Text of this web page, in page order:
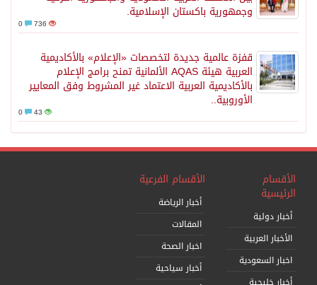
وجمهورية باكستان الإسلامية.
736
قفزة عالمية جديدة لتخصصات «الإعلام» بالأكاديمية
العربية هيئة AQAS الألمانية تمنح برامج الإعلام
بالأكاديمية العربية الاعتماد غير المشروط وفق المعايير
الأوروبية..
43
الأقسام
الرئيسية
أخبار دولية
الأخبار العربية
اخبار السعودية
الأقسام الفرعية
أخبار الرياضة
المقالات
اخبار الصحة
أخبار سياحية